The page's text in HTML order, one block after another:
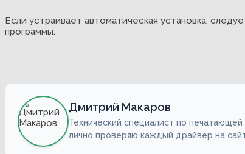
Если устраивает автоматическая установка,
программы.
Дмитрий Макаров
Технический специалист по
лично проверяю каждый драйвер на